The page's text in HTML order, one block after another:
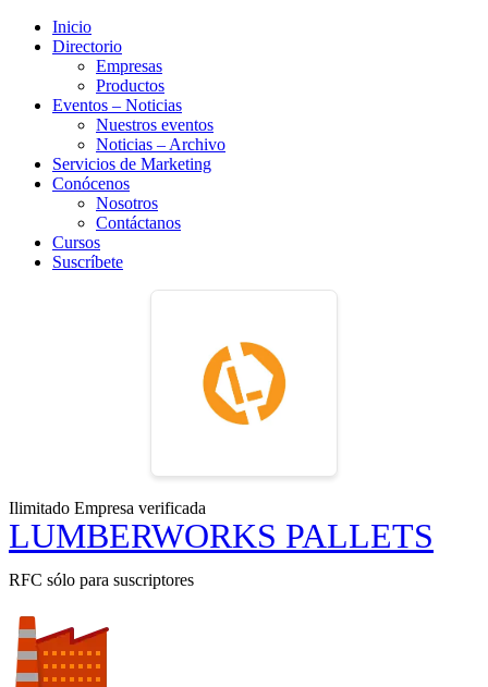
Inicio
Directorio
Empresas
Productos
Eventos – Noticias
Nuestros eventos
Noticias – Archivo
Servicios de Marketing
Conócenos
Nosotros
Contáctanos
Cursos
Suscríbete
Ilimitado Empresa verificada
LUMBERWORKS PALLETS
RFC sólo para suscriptores